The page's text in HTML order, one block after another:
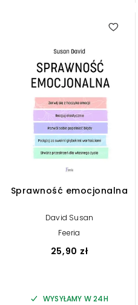
Sprawność emocjonalna
David Susan
Feeria
25,90 zł
WYSYŁAMY W 24H